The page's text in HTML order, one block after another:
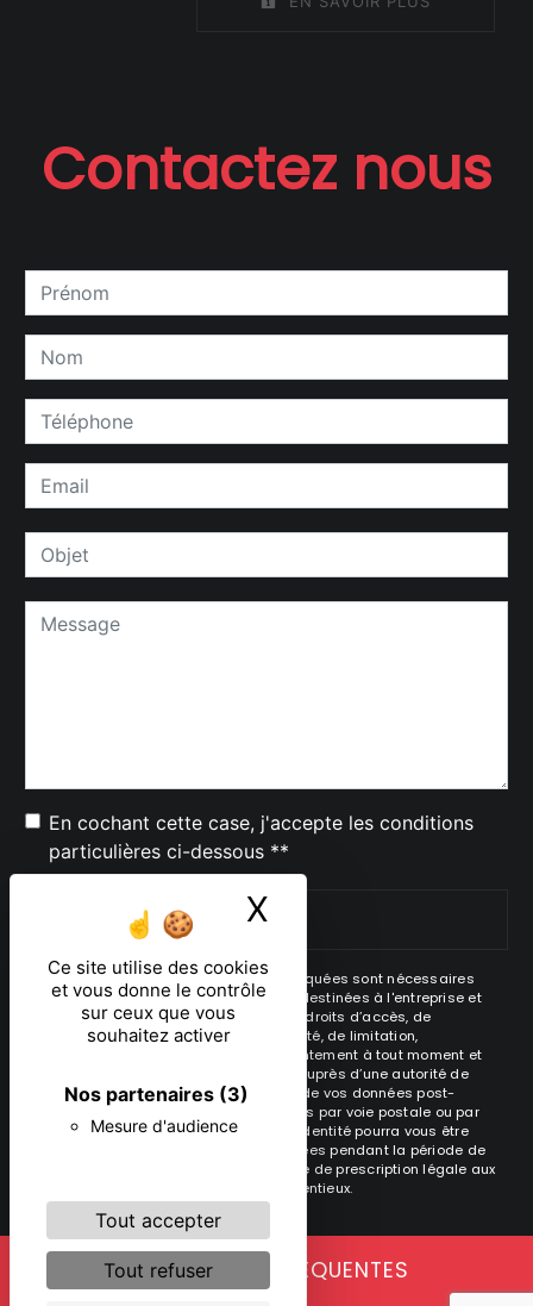
Ce site utilise des cookies
et vous donne le contrôle
sur ceux que vous
souhaitez activer
Nos partenaires (3)
Mesure d'audience
Tout accepter
Tout refuser
X
Contactez nous
En cochant cette case, j'accepte les conditions
particulières ci-dessous **
ENVOYER
** Les données personnelles communiquées sont nécessaires
aux fins de vous contacter. Elles sont destinées à l'entreprise et
ses sous-traitants. Vous disposez de droits d’accès, de
rectification, d’effacement, de portabilité, de limitation,
d’opposition, de retrait de votre consentement à tout moment et
du droit d’introduire une réclamation auprès d’une autorité de
contrôle, ainsi que d’organiser le sort de vos données post-
mortem. Vous pouvez exercer ces droits par voie postale ou par
courrier électronique. Un justificatif d'identité pourra vous être
demandé. Nous conservons vos données pendant la période de
prise de contact puis pendant la durée de prescription légale aux
fins probatoire et de gestion des contentieux.
RECHERCHES FRÉQUENTES